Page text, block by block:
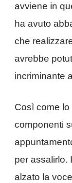
avviene in
ha avuto
che
avrebbe
incriminante
Così come
componenti
per assalirlo.
alzato la